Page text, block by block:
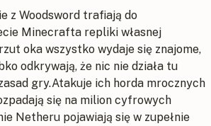
z Woodsword trafiają do
Minecrafta repliki własnej
oka wszystko wydaje się znajome,
odkrywają, że nic nie działa tu
gry.Atakuje ich horda mrocznych
się na milion cyfrowych
Netheru pojawiają się w zupełnie